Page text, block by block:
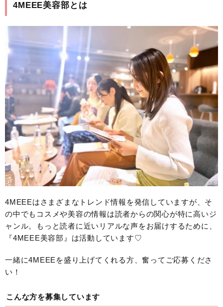
4MEEE美容部とは
4MEEEはさまざまなトレンド情報を発信していますが、そ
の中でもコスメや美容の情報は読者からの関心が特に高いジ
ャンル。もっと読者に近いリアルな声をお届けするために、
『4MEEE美容部』は活動しています♡
一緒に4MEEEを盛り上げてくれる方、奮ってご応募くださ
い！
こんな方を募集しています